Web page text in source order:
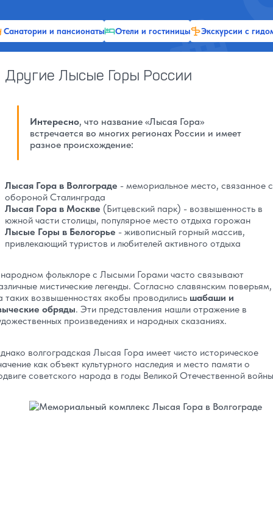
Санатории и пансионаты Отели и гостиницы Экскурсии с
Другие Лысые Горы России
Интересно, что название «Лысая Гора»
встречается во многих регионах России и имеет
разное происхождение:
Лысая Гора в Волгограде - мемориальное место, связанное с
обороной Сталинграда
Лысая Гора в Москве (Битцевский парк) - возвышенность в
южной части столицы, популярное место отдыха горожан
Лысые Горы в Белогорье - живописный горный массив,
привлекающий туристов и любителей активного отдыха
фольклоре с Лысыми Горами часто связывают
мистические легенды. Согласно славянским поверьям,
таких возвышенностях якобы проводились шабаши и
обряды. Эти представления нашли отражение в
произведениях и народных сказаниях.
волгоградская Лысая Гора имеет чисто историческое
как объект культурного наследия и место памяти о
советского народа в годы Великой Отечественной